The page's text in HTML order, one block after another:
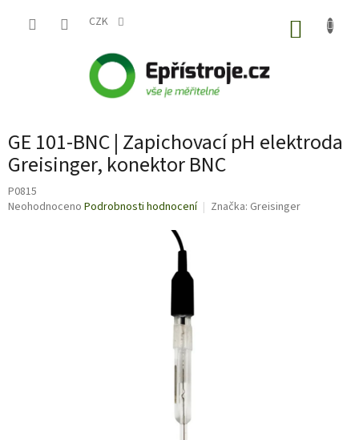
CZK
GE 101-BNC | Zapichovací pH elektroda
Greisinger, konektor BNC
P0815
Průměrné
Neohodnoceno Podrobnosti hodnocení Značka: Greisinger